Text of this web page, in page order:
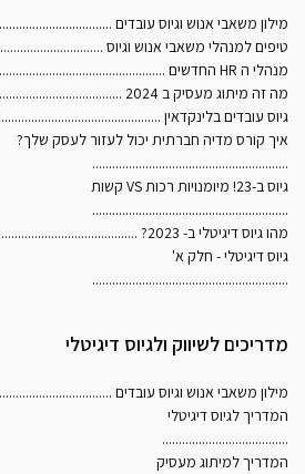
מילון משאבי אנוש וגיוס עובדים
טיפים למנהלי משאבי אנוש וגיוס
מנהלי ה HR החדשים
מה זה מיתוג מעסיק ב 2024
גיוס עובדים בלינקדאין
איך קורס מדיה חברתית יכול לעזור לעסק שלך?
...........................................................
גיוס ב-23! מיומנויות רכות VS קשות
...........................................................
מהו גיוס דיגיטלי ב- 2023?
גיוס דיגיטלי - חלק א'
...........................................................
מדריכים לשיווק ולגיוס דיגיטלי
מילון משאבי אנוש וגיוס עובדים
המדריך לגיוס דיגיטלי
......................................
המדריך למיתוג מעסיק